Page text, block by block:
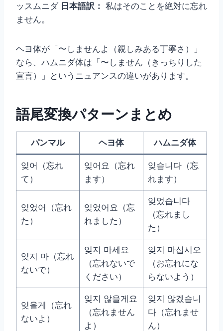
ッスムニダ 日本語訳： 私はそのことを絶対に忘れ
ません。
ヘヨ体が「〜しませんよ（親しみある丁寧さ）」
なら、ハムニダ体は「〜しません（きっちりした
宣言）」というニュアンスの違いがあります。
語尾変換パターンまとめ
パンマル ヘヨ体 ハムニダ体
잊어（忘れ
て）
잊어요（忘れ
ます）
잊습니다（忘
れます）
잊었어（忘れ
た）
잊었어요（忘
れました）
잊었습니다
（忘れまし
た）
잊지 마（忘れ
ないで）
잊지 마세요
（忘れないで
ください）
잊지 마십시오
（お忘れにな
らないよう）
잊을게（忘れ
ないよ）
잊지 않을게요
（忘れません
よ）
잊지 않겠습니
다（忘れませ
ん）